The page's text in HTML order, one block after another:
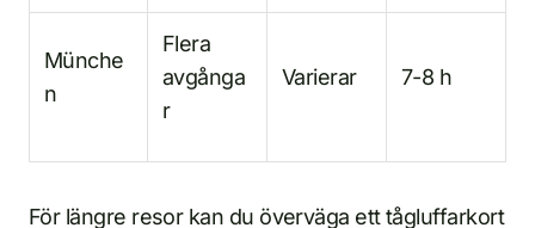
Münche
n
Flera
avgånga
r
Varierar 7-8 h
För längre resor kan du överväga ett tågluffarkort